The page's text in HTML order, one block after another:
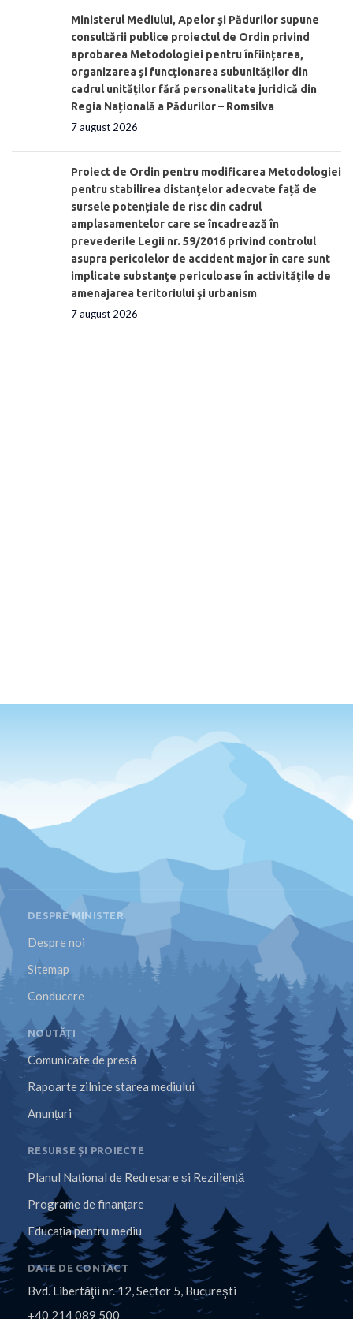
Ministerul Mediului, Apelor și Pădurilor supune
consultării publice proiectul de Ordin privind
aprobarea Metodologiei pentru înființarea,
organizarea și funcționarea subunităților din
cadrul unităților fără personalitate juridică din
Regia Națională a Pădurilor – Romsilva
7 august 2026
Proiect de Ordin pentru modificarea Metodologiei
pentru stabilirea distanţelor adecvate față de
sursele potențiale de risc din cadrul
amplasamentelor care se încadrează în
prevederile Legii nr. 59/2016 privind controlul
asupra pericolelor de accident major în care sunt
implicate substanţe periculoase în activităţile de
amenajarea teritoriului şi urbanism
7 august 2026
DESPRE MINISTER
Despre noi
Sitemap
Conducere
NOUTĂȚI
Comunicate de presă
Rapoarte zilnice starea mediului
Anunțuri
RESURSE ȘI PROIECTE
Planul Național de Redresare și Reziliență
Programe de finanțare
Educația pentru mediu
DATE DE CONTACT
Bvd. Libertăţii nr. 12, Sector 5, Bucureşti
+40 214 089 500